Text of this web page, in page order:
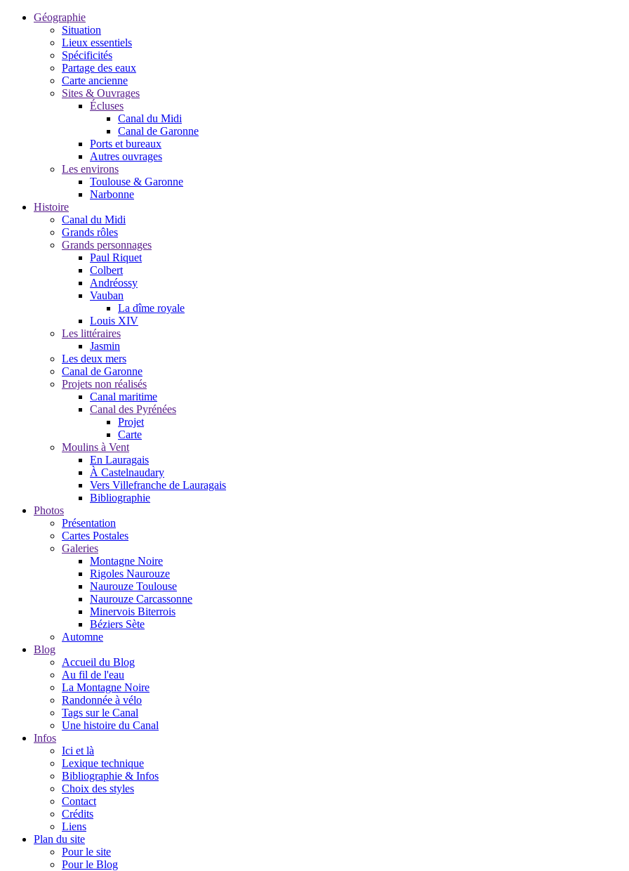
Géographie
Situation
Lieux essentiels
Spécificités
Partage des eaux
Carte ancienne
Sites & Ouvrages
Écluses
Canal du Midi
Canal de Garonne
Ports et bureaux
Autres ouvrages
Les environs
Toulouse & Garonne
Narbonne
Histoire
Canal du Midi
Grands rôles
Grands personnages
Paul Riquet
Colbert
Andréossy
Vauban
La dîme royale
Louis XIV
Les littéraires
Jasmin
Les deux mers
Canal de Garonne
Projets non réalisés
Canal maritime
Canal des Pyrénées
Projet
Carte
Moulins à Vent
En Lauragais
À Castelnaudary
Vers Villefranche de Lauragais
Bibliographie
Photos
Présentation
Cartes Postales
Galeries
Montagne Noire
Rigoles Naurouze
Naurouze Toulouse
Naurouze Carcassonne
Minervois Biterrois
Béziers Sète
Automne
Blog
Accueil du Blog
Au fil de l'eau
La Montagne Noire
Randonnée à vélo
Tags sur le Canal
Une histoire du Canal
Infos
Ici et là
Lexique technique
Bibliographie & Infos
Choix des styles
Contact
Crédits
Liens
Plan du site
Pour le site
Pour le Blog